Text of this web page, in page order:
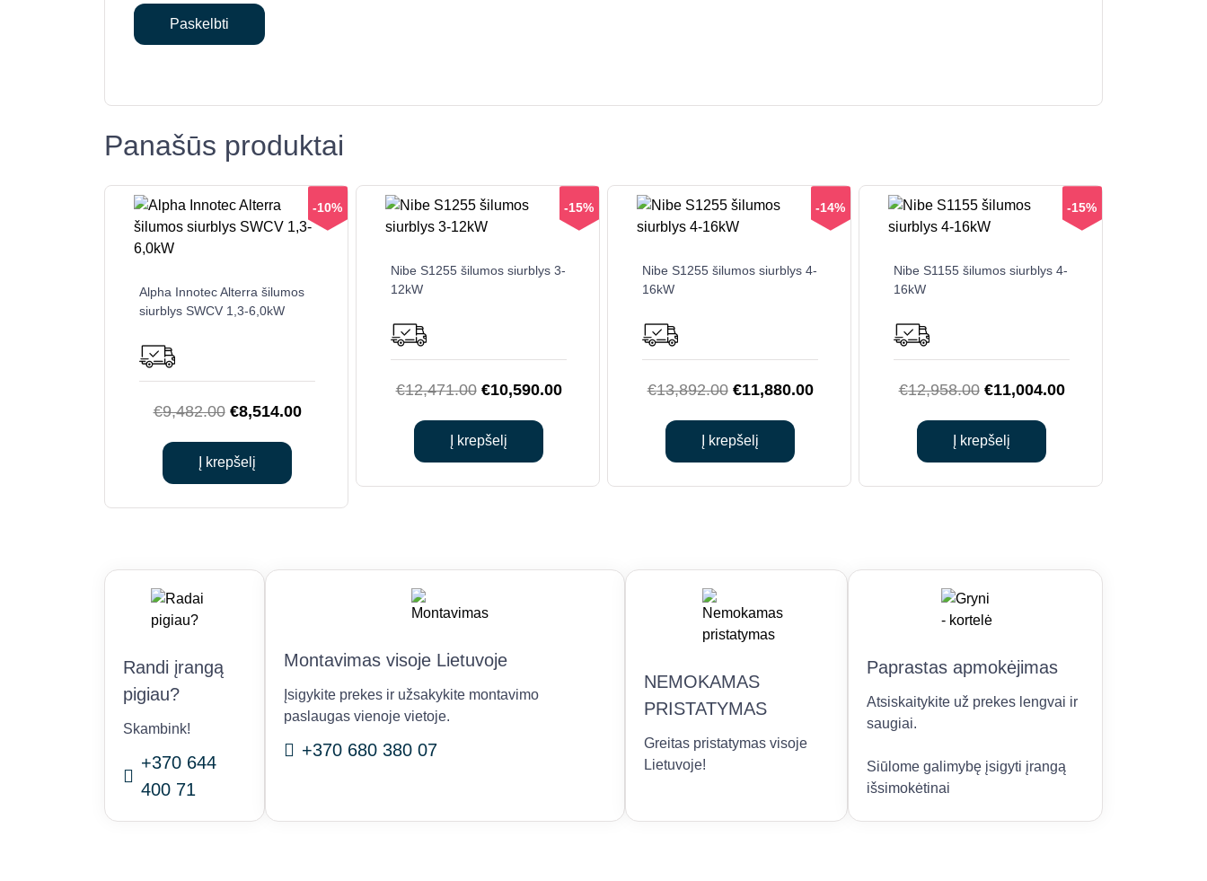
Panašūs produktai
-10%
Alpha Innotec Alterra šilumos
siurblys SWCV 1,3-6,0kW
€9,482.00 Original
was:
€9,482.00.
€8,514.00Current
€8,514.00.
Į krepšelį
-15%
Nibe S1255 šilumos siurblys 3-
12kW
€12,471.00 Original
was:
€12,471.00.
€10,590.00Current
Į krepšelį
-14%
Nibe S1255 šilumos siurblys 4-
16kW
€13,892.00 Original
was:
€13,892.00.
€11,880.00Current
Į krepšelį
-15%
Nibe S1155 šilumos siurblys 4-
16kW
€12,958.00 Original
was:
€12,958.00.
€11,004.00Current
Į krepšelį
Randi įrangą
pigiau?
Skambink!
+370 644
400 71
Montavimas visoje Lietuvoje
Įsigykite prekes ir užsakykite montavimo
paslaugas vienoje vietoje.
+370 680 380 07
NEMOKAMAS
PRISTATYMAS
Greitas pristatymas visoje
Lietuvoje!
Paprastas apmokėjimas
Atsiskaitykite už prekes lengvai ir
saugiai.
Siūlome galimybę įsigyti įrangą
išsimokėtinai